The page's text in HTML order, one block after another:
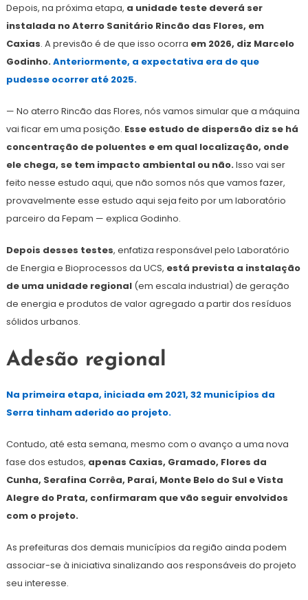
Depois, na próxima etapa, a unidade teste deverá ser
instalada no Aterro Sanitário Rincão das Flores, em
Caxias. A previsão é de que isso ocorra em 2026, diz Marcelo
Godinho.Anteriormente, a expectativa era de que
pudesse ocorrer até 2025.
— No aterro Rincão das Flores, nós vamos simular que a máquina
vai ficar em uma posição. Esse estudo de dispersão diz se há
concentração de poluentes e em qual localização, onde
ele chega, se tem impacto ambiental ou não.Isso vai ser
feito nesse estudo aqui, que não somos nós que vamos fazer,
provavelmente esse estudo aqui seja feito por um laboratório
parceiro da Fepam — explica Godinho.
Depois desses testes, enfatiza responsável pelo Laboratório
de Energia e Bioprocessos da UCS, está prevista a instalação
de uma unidade regional(em escala industrial) de geração
de energia e produtos de valor agregado a partir dos resíduos
sólidos urbanos.
Adesão regional
Na primeira etapa, iniciada em 2021, 32 municípios da
Serra tinham aderido ao projeto.
Contudo, até esta semana, mesmo com o avanço a uma nova
fase dos estudos, apenas Caxias, Gramado, Flores da
Cunha, Serafina Corrêa, Paraí, Monte Belo do Sul e Vista
Alegre do Prata, confirmaram que vão seguir envolvidos
com o projeto.
As prefeituras dos demais municípios da região ainda podem
associar-se à iniciativa sinalizando aos responsáveis do projeto
seu interesse.